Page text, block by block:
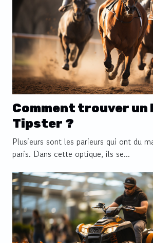
Comment trouver un
Tipster ?
Plusieurs sont les parieurs qui ont du
paris. Dans cette optique, ils se...